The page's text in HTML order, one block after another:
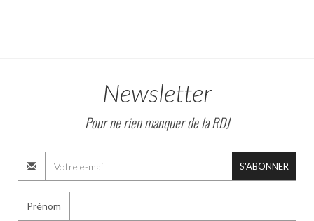
Newsletter
Pour ne rien manquer de la RDJ
S'ABONNER
Prénom